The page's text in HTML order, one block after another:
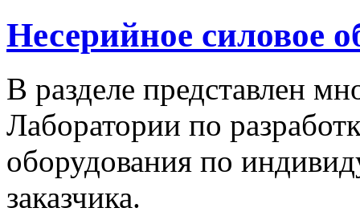
Несерийное силовое
В разделе представлен
Лаборатории по
оборудования по
заказчика.